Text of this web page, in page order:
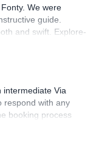
We were
guide.
and swift. Explore-
our day climb.
intermediate Via
respond with any
booking process
all went